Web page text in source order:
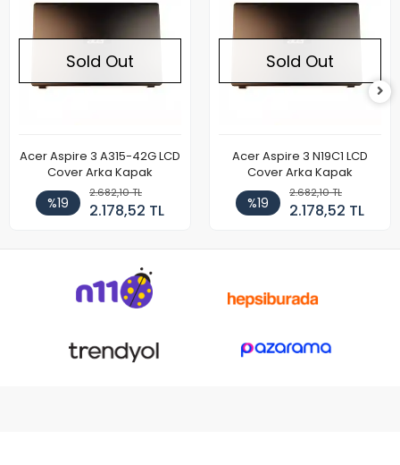
Sold Out
Acer Aspire 3 A315-42G LCD
Cover Arka Kapak
%19
2.682,10 TL
2.178,52 TL
Sold Out
Acer Aspire 3 N19C1 LCD
Cover Arka Kapak
%19
2.682,10 TL
2.178,52 TL